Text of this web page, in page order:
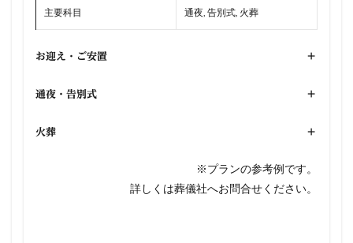
主要科目 通夜, 告別式, 火葬
お迎え・ご安置 +
通夜・告別式 +
火葬 +
※プランの参考例です。
詳しくは葬儀社へお問合せください。